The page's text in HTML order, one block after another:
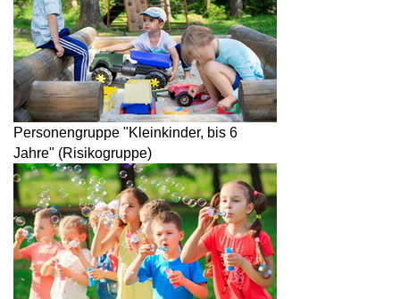
Personengruppe "Kleinkinder, bis 6
Jahre" (Risikogruppe)